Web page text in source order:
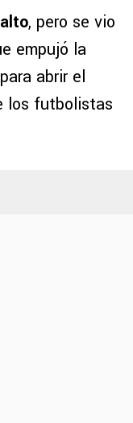
, pero se vio
empujó la
abrir el
los futbolistas